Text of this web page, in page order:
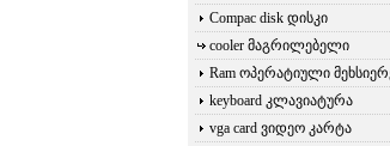
Compac disk დისკი
cooler მაგრილებელი
Ram ოპერატიული
keyboard კლავიატურა
vga card ვიდეო კარტა